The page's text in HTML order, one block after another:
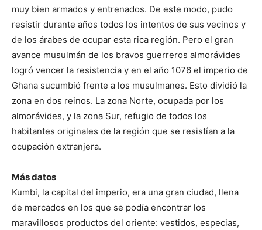
muy bien armados y entrenados. De este modo, pudo
resistir durante años todos los intentos de sus vecinos y
de los árabes de ocupar esta rica región. Pero el gran
avance musulmán de los bravos guerreros almorávides
logró vencer la resistencia y en el año 1076 el imperio de
Ghana sucumbió frente a los musulmanes. Esto dividió la
zona en dos reinos. La zona Norte, ocupada por los
almorávides, y la zona Sur, refugio de todos los
habitantes originales de la región que se resistían a la
ocupación extranjera.
Más datos
Kumbi, la capital del imperio, era una gran ciudad, llena
de mercados en los que se podía encontrar los
maravillosos productos del oriente: vestidos, especias,